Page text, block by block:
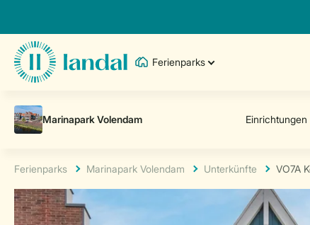
Ferienparks
Ferienparks Marinapark Volendam Unterkünfte VO7A